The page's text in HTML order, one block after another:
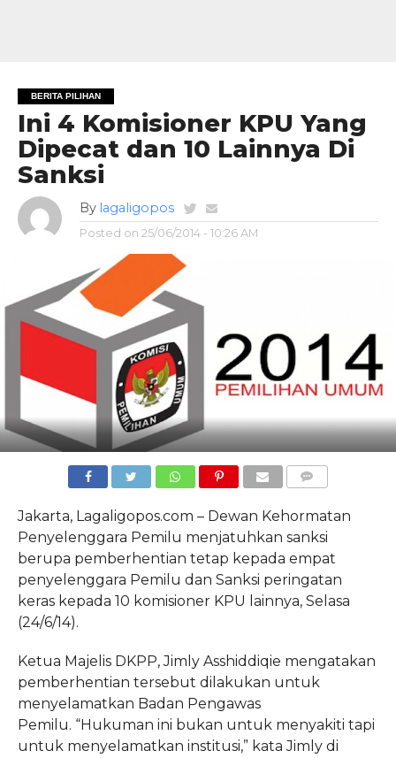
BERITA PILIHAN
Ini 4 Komisioner KPU Yang
Dipecat dan 10 Lainnya Di
Sanksi
By lagaligopos
Posted on 25/06/2014 - 10:26 AM
Jakarta, Lagaligopos.com – Dewan Kehormatan
Penyelenggara Pemilu menjatuhkan sanksi
berupa pemberhentian tetap kepada empat
penyelenggara Pemilu dan Sanksi peringatan
keras kepada 10 komisioner KPU lainnya, Selasa
(24/6/14).
Ketua Majelis DKPP, Jimly Asshiddiqie mengatakan
pemberhentian tersebut dilakukan untuk
menyelamatkan Badan Pengawas
Pemilu. “Hukuman ini bukan untuk menyakiti tapi
untuk menyelamatkan institusi,” kata Jimly di